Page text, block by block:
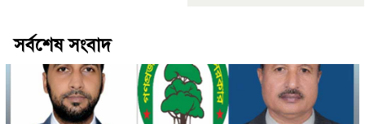
সর্বশেষ সংবাদ